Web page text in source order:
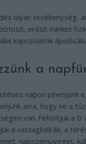
olyan tevékenység,
erősít minket
kapcsolatok
a
napon pihenjünk
arra, hogy ne a
van. Feltöltjük a
a vastagbélrák, a
napszemüveget,